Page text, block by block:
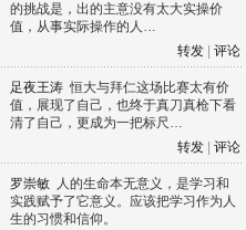
的挑战是，出的主意没有太大实操价
值，从事实际操作的人…
转发
评论
足夜王涛 恒大与拜仁这场比赛太有价
值，展现了自己，也终于真刀真枪下看
清了自己，更成为一把标尺…
转发
评论
罗崇敏 人的生命本无意义，是学习和
实践赋予了它意义。应该把学习作为人
生的习惯和信仰。